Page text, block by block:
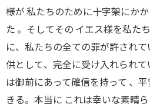
様が 私たちのために十字架にか
た 。
そしてその イエス様を私た
に、 私たちの全ての罪が許されて
供として、 完全に受け入れられて
は御前にあって確信を持って 、 平
きる。 本当に これは幸いな素晴